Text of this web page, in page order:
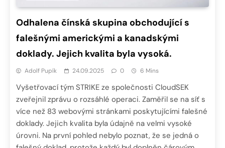
Odhalena čínská skupina obchodující s
falešnými americkými a kanadskými
doklady. Jejich kvalita byla vysoká.
Adolf Pupík 24.09.2025 0 6 Mins
Vyšetřovací tým STRIKE ze společnosti CloudSEK
zveřejnil zprávu o rozsáhlé operaci. Zaměřil se na síť s
více než 83 webovými stránkami poskytujícími falešné
doklady. Jejich kvalita byla údajně na velmi vysoké
úrovni. Na první pohled nebylo poznat, že se jedná o